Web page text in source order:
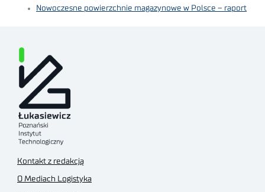
Nowoczesne powierzchnie magazynowe w Polsce – raport
Kontakt z redakcją
O Mediach Logistyka